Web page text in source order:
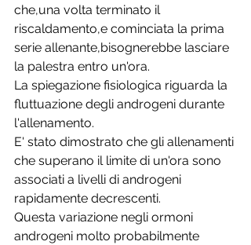
che,una volta terminato il
riscaldamento,e cominciata la prima
serie allenante,bisognerebbe lasciare
la palestra entro un'ora.
La spiegazione fisiologica riguarda la
fluttuazione degli androgeni durante
l'allenamento.
E' stato dimostrato che gli allenamenti
che superano il limite di un'ora sono
associati a livelli di androgeni
rapidamente decrescenti.
Questa variazione negli ormoni
androgeni molto probabilmente